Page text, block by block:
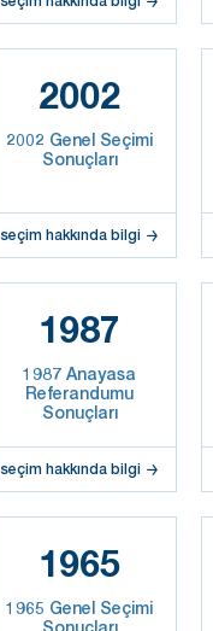
2002
2002 Genel Seçimi
Sonuçları
seçim hakkında bilgi
1987
1987 Anayasa
Referandumu
Sonuçları
seçim hakkında bilgi
1965
1965 Genel Seçimi